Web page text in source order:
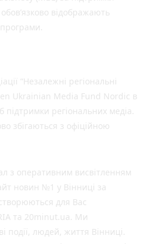
відображають
“Незалежні регіональні
Ukrainian Media Fund Nordic в
підтримки регіональних медіа.
збігаються з офіційною
з оперативним висвітленням
новин №1 у Вінниці за
для Вас
та 20minut.ua. Ми
події, людей, життя Вінниці.